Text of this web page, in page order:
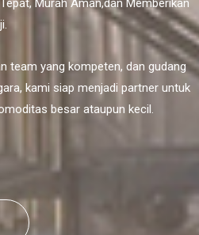
Murah Aman,dan Memberikan
team yang kompeten, dan gudang
kami siap menjadi partner untuk
besar ataupun kecil.